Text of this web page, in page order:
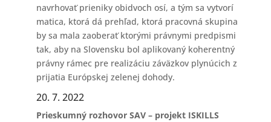
navrhovať prieniky obidvoch osí, a tým sa vytvorí
matica, ktorá dá prehľad, ktorá pracovná skupina
by sa mala zaoberať ktorými právnymi predpismi
tak, aby na Slovensku bol aplikovaný koherentný
právny rámec pre realizáciu záväzkov plynúcich z
prijatia Európskej zelenej dohody.
20. 7. 2022
Prieskumný rozhovor SAV – projekt ISKILLS